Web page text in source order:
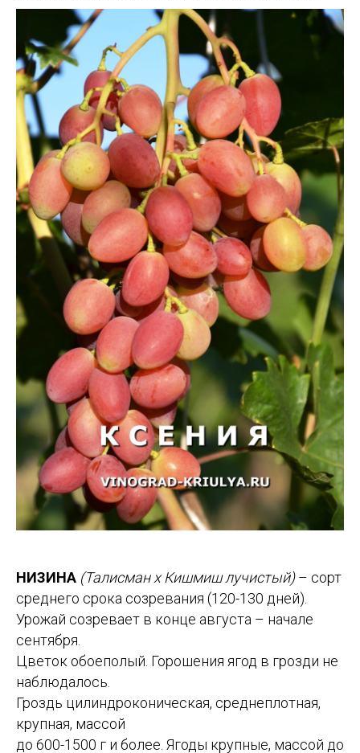
НИЗИНА (Талисман х Кишмиш лучистый)– сорт
среднего срока созревания (120-130 дней).
Урожай созревает в конце августа – начале
сентября.
Цветок обоеполый. Горошения ягод в грозди не
наблюдалось.
Гроздь цилиндроконическая, среднеплотная,
крупная, массой
до 600-1500 г и более. Ягоды крупные, массой до